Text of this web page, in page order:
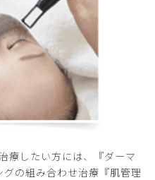
療したい方には、『ダーマ
の組み合わせ治療『肌管理